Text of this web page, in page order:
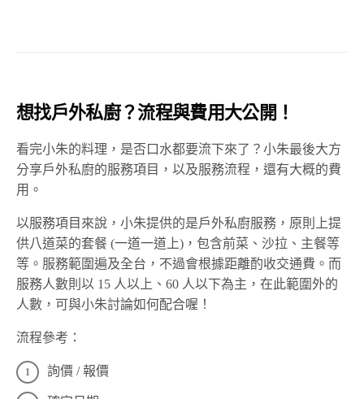
想找戶外私廚？流程與費用大公開！
看完小朱的料理，是否口水都要流下來了？小朱最後大方
分享戶外私廚的服務項目，以及服務流程，還有大概的費
用。
以服務項目來說，小朱提供的是戶外私廚服務，原則上提
供八道菜的套餐 (一道一道上)，包含前菜、沙拉、主餐等
等。服務範圍遍及全台，不過會根據距離酌收交通費。而
服務人數則以 15 人以上、60 人以下為主，在此範圍外的
人數，可與小朱討論如何配合喔！
流程參考：
詢價 / 報價